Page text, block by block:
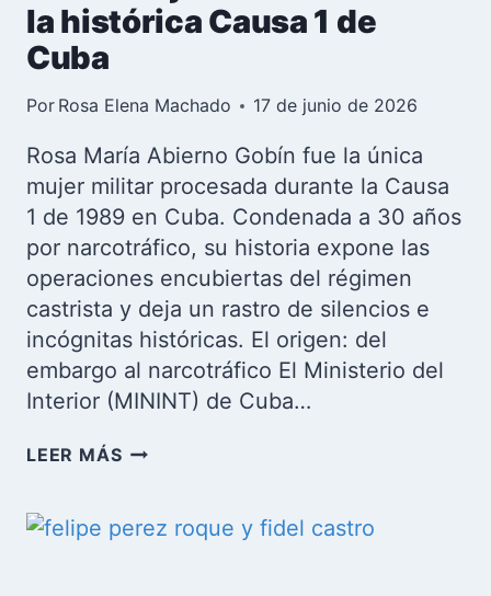
la histórica Causa 1 de
Cuba
Por Rosa Elena Machado 17 de junio de 2026
Rosa María Abierno Gobín fue la única
mujer militar procesada durante la Causa
1 de 1989 en Cuba. Condenada a 30 años
por narcotráfico, su historia expone las
operaciones encubiertas del régimen
castrista y deja un rastro de silencios e
incógnitas históricas. El origen: del
embargo al narcotráfico El Ministerio del
Interior (MININT) de Cuba…
LEER MÁSROSA
LA